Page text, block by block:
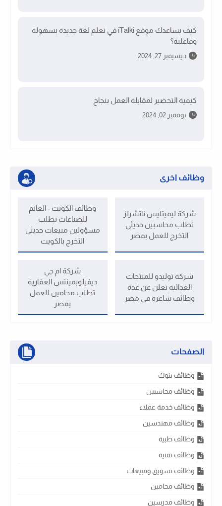
كيف يساعدك موقع iTalki في تعلم لغة جديدة بسهولة
وفاعلية؟
ديسيمبر 27, 2024
كيفية التحضير لمقابلة العمل بنجاح
نوفمبر 02, 2024
وظائف اخرى
شركة ليميتليس ناتشرلز
تطلب محاسبين حديثي
التخرج للعمل بمصر
وظائف الكويت - الغانم
للصناعات تطلب
مسؤولين مبيعات حديثى
التخرج بالكويت
شركة توليدو للمنتجات
الغذائية تعلن عن عدة
وظائف شاغرة فى مصر
شركة ام جي
ديفيلوبمينتس العقارية
تطلب محامين للعمل
بمصر
الصفحات
وظائف بنوك
وظائف محاسبين
وظائف خدمة عملاء
وظائف مهندسين
وظائف طبية
وظائف تقنية
وظائف تسويق ومبيعات
وظائف محامين
وظائف مدرسين